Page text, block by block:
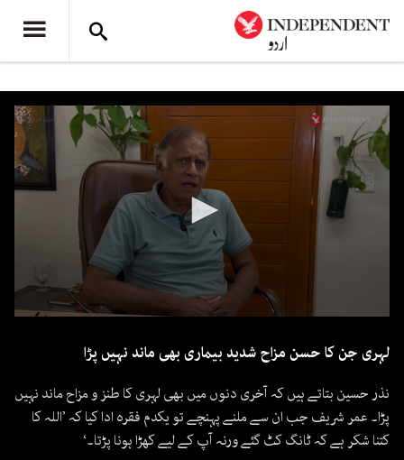
8
seconds
لہری جن کا حسن مزاح شدید بیماری بھی ماند نہیں پڑا
نذر حسین بتاتے ہیں کہ آخری دنوں میں بھی لہری کا طنز و مزاح ماند نہیں
پڑا۔ عمر شریف جب ان سے ملنے پہنچے تو یکدم فقرہ ادا کیا کہ ’اللہ کا
کتنا شکر ہے کہ ٹانگ کٹ گئے ورنہ آپ کے لیے کھڑا ہونا پڑتا۔‘